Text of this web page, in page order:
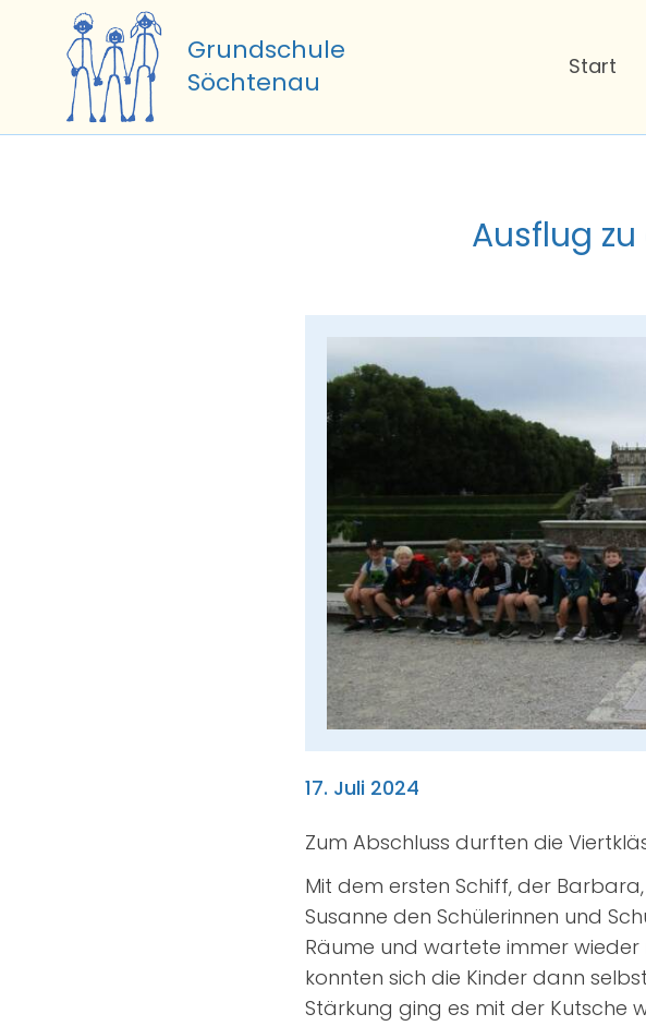
springen
Grundschule
Söchtenau
Start
Ausflug
17. Juli 2024
Zum Abschluss durften die
Mit dem ersten Schiff, der
Susanne den Schülerinnen und
Räume und wartete immer
konnten sich die Kinder dann
Stärkung ging es mit der Kutsche